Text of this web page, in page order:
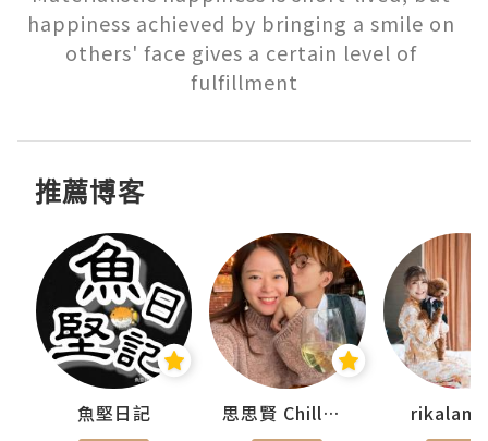
happiness achieved by bringing a smile on
others' face gives a certain level of
fulfillment
推薦博客
魚堅日記 思思賢 ChillMyBabe